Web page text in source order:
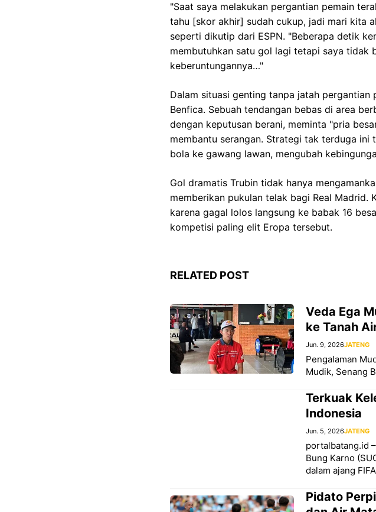
"Saat saya melakukan pergantian pemain
tahu [skor akhir] sudah cukup, jadi mari kita
seperti dikutip dari ESPN. "Beberapa detik
membutuhkan satu gol lagi tetapi saya tidak
keberuntungannya…"
Dalam situasi genting tanpa jatah pergantian
Benfica. Sebuah tendangan bebas di area
dengan keputusan berani, meminta "pria
membantu serangan. Strategi tak terduga
bola ke gawang lawan, mengubah
Gol dramatis Trubin tidak hanya
memberikan pukulan telak bagi Real Madrid.
karena gagal lolos langsung ke babak 16
kompetisi paling elit Eropa tersebut.
RELATED POST
Veda Ega
ke Tanah
Jun. 9, 2026JATENG
Pengalaman
Mudik, Senang
Terkuak
Indonesia
Jun. 5, 2026JATENG
portalbatang.id
Bung Karno
dalam ajang
Pidato